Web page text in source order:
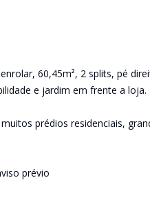
60,45m², 2 splits, pé
e jardim em frente a loja.
prédios residenciais,
prévio